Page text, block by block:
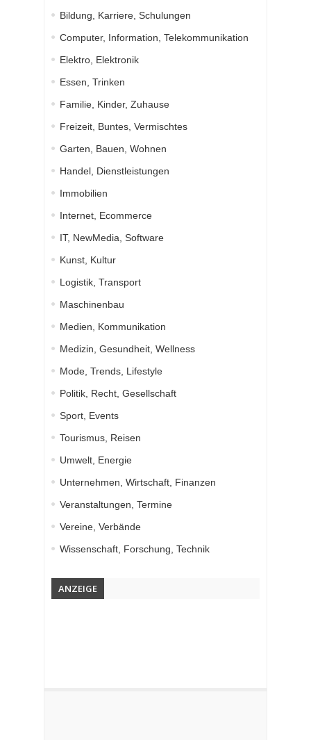
Bildung, Karriere, Schulungen
Computer, Information, Telekommunikation
Elektro, Elektronik
Essen, Trinken
Familie, Kinder, Zuhause
Freizeit, Buntes, Vermischtes
Garten, Bauen, Wohnen
Handel, Dienstleistungen
Immobilien
Internet, Ecommerce
IT, NewMedia, Software
Kunst, Kultur
Logistik, Transport
Maschinenbau
Medien, Kommunikation
Medizin, Gesundheit, Wellness
Mode, Trends, Lifestyle
Politik, Recht, Gesellschaft
Sport, Events
Tourismus, Reisen
Umwelt, Energie
Unternehmen, Wirtschaft, Finanzen
Veranstaltungen, Termine
Vereine, Verbände
Wissenschaft, Forschung, Technik
ANZEIGE